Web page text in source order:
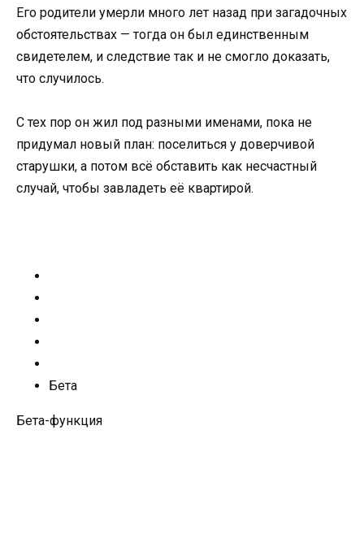
Его родители умерли много лет назад при загадочных
обстоятельствах — тогда он был единственным
свидетелем, и следствие так и не смогло доказать,
что случилось.
С тех пор он жил под разными именами, пока не
придумал новый план: поселиться у доверчивой
старушки, а потом всё обставить как несчастный
случай, чтобы завладеть её квартирой.
Бета
Бета-функция